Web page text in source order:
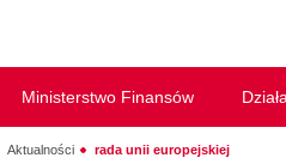
Ministerstwo Finansów
Aktualności rada unii europejskiej